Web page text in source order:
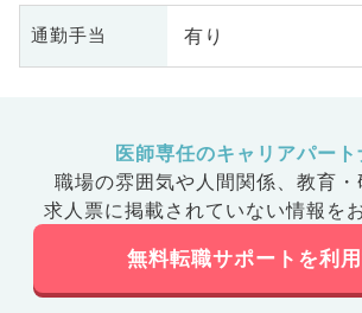
通勤手当 有り
医師専任のキャリアパート
職場の雰囲気や人間関係、 教育・
求人票に掲載されていない情報を
無料転職サポートを利